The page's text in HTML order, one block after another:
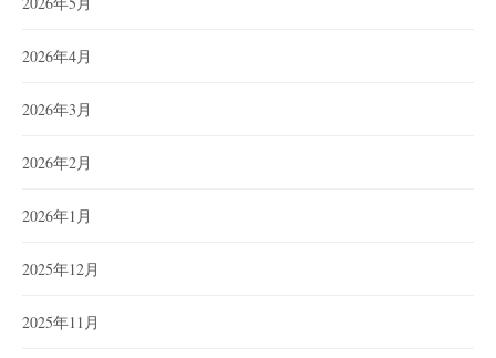
2026年4月
2026年3月
2026年2月
2026年1月
2025年12月
2025年11月